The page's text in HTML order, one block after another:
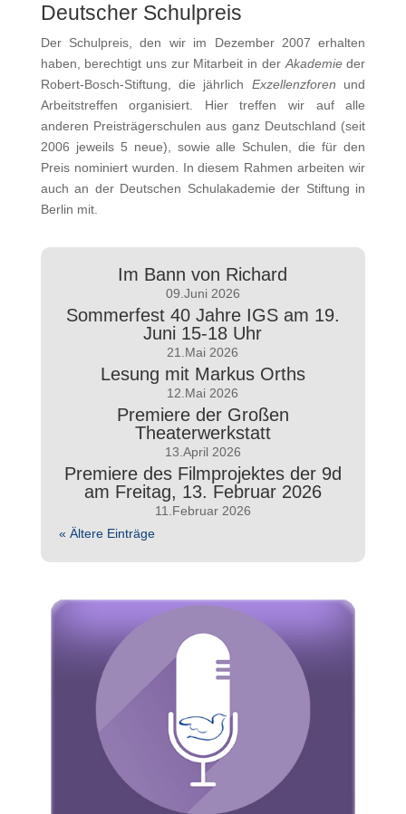
Deutscher Schulpreis
Der Schulpreis, den wir im Dezember 2007 erhalten
haben, berechtigt uns zur Mitarbeit in der Akademieder
Robert-Bosch-Stiftung, die jährlich Exzellenzforen und
Arbeitstreffen organisiert. Hier treffen wir auf alle
anderen Preisträgerschulen aus ganz Deutschland (seit
2006 jeweils 5 neue), sowie alle Schulen, die für den
Preis nominiert wurden. In diesem Rahmen arbeiten wir
auch an der Deutschen Schulakademie der Stiftung in
Berlin mit.
Im Bann von Richard
09.Juni 2026
Sommerfest 40 Jahre IGS am 19.
Juni 15-18 Uhr
21.Mai 2026
Lesung mit Markus Orths
12.Mai 2026
Premiere der Großen
Theaterwerkstatt
13.April 2026
Premiere des Filmprojektes der 9d
am Freitag, 13. Februar 2026
11.Februar 2026
« Ältere Einträge